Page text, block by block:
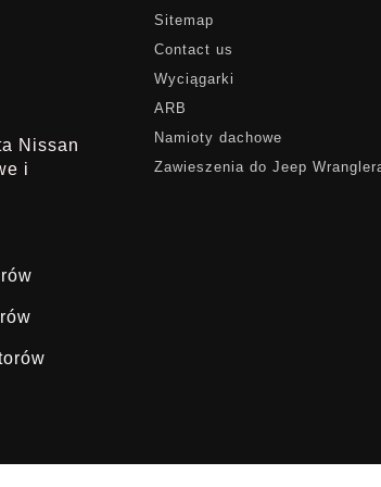
Nissan
i
Sitemap
Contact us
Wyciągarki
ARB
Namioty dachowe
Zawieszenia do Jeep